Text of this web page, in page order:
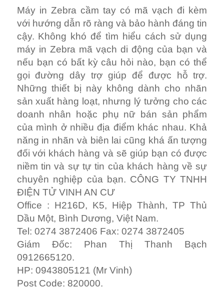
chuyên nghiệp của bạn. CÔNG TY TNHH
ĐIỆN TỬ VINH AN CƯ
Office : H216D, K5, Hiệp Thành, TP Thủ
Dầu Một, Bình Dương, Việt Nam.
Tel: 0274 3872406 Fax: 0274 3872405
Giám Đốc: Phan Thị Thanh Bạch
0912665120.
HP: 0943805121 (Mr Vinh)
Post Code: 820000.
Email: vinhancu@gmail.com Web:
http://vinhancu.com
mua đầu in Zebra chính
hãng giá tốt nhất
Tháng 2 13, 2019 / 0 Comments